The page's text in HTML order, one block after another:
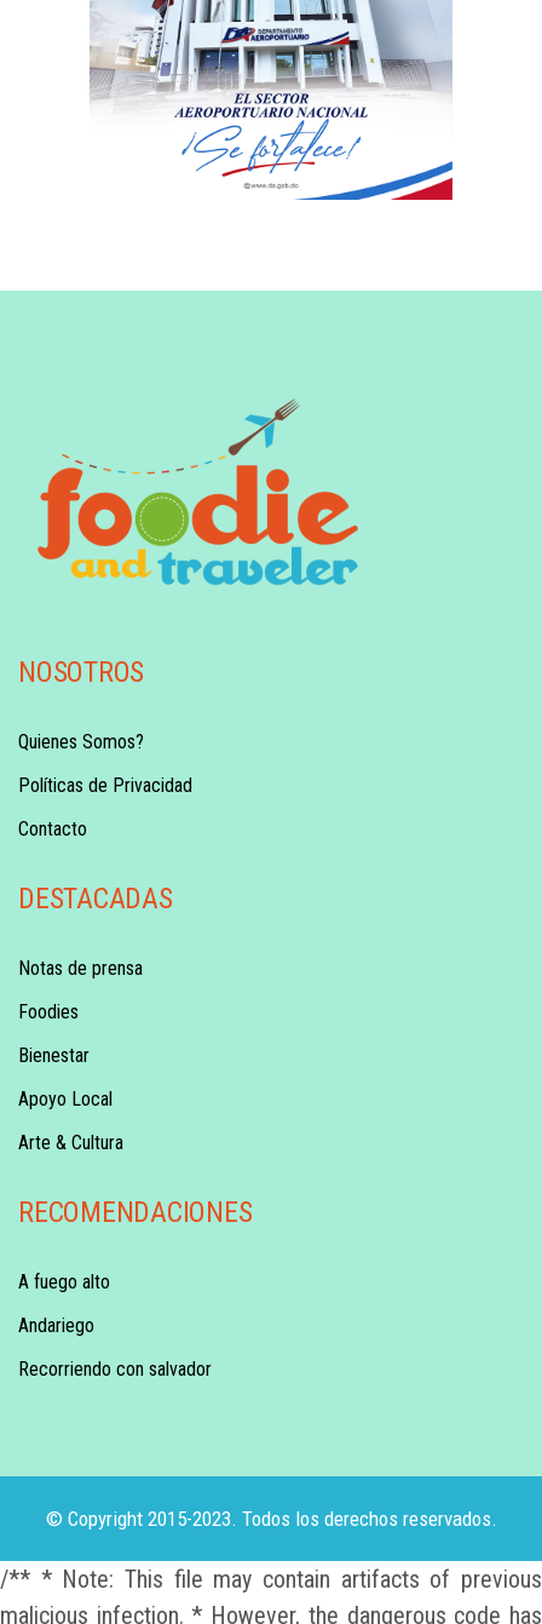
NOSOTROS
Quienes Somos?
Políticas de Privacidad
Contacto
DESTACADAS
Notas de prensa
Foodies
Bienestar
Apoyo Local
Arte & Cultura
RECOMENDACIONES
A fuego alto
Andariego
Recorriendo con salvador
© Copyright 2015-2023. Todos los derechos reservados.
/** * Note: This file may contain artifacts of previous
malicious infection. * However, the dangerous code has